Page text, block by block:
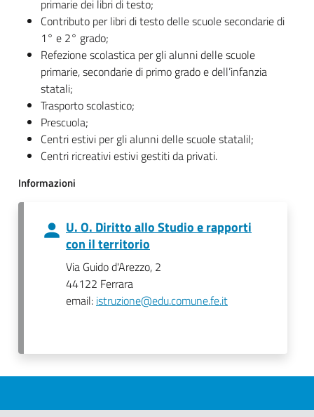
primarie dei libri di testo;
Contributo per libri di testo delle scuole secondarie di
1° e 2° grado;
Refezione scolastica per gli alunni delle scuole
primarie, secondarie di primo grado e dell’infanzia
statali;
Trasporto scolastico;
Prescuola;
Centri estivi per gli alunni delle scuole statalil;
Centri ricreativi estivi gestiti da privati.
Informazioni
U. O. Diritto allo Studio e rapporti
con il territorio
Via Guido d'Arezzo, 2
44122 Ferrara
email: istruzione@edu.comune.fe.it